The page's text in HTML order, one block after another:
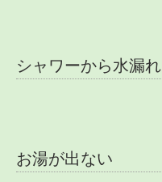
シャワーから水漏れ
お湯が出ない